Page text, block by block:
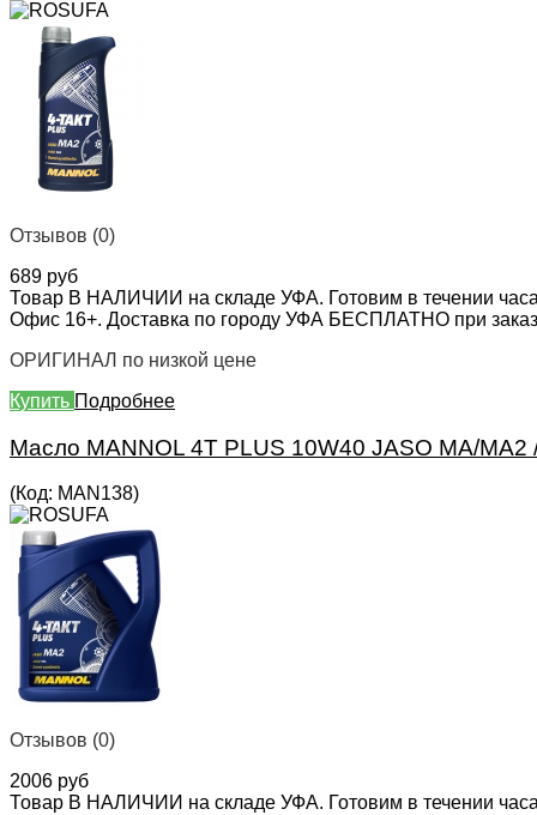
Отзывов (0)
689 руб
Товар В НАЛИЧИИ на складе УФА. Готовим в течении
Офис 16+. Доставка по городу УФА БЕСПЛАТНО при
ОРИГИНАЛ по низкой цене
Купить Подробнее
Масло MANNOL 4T PLUS 10W40 JASO MA/MA2
(Код: MAN138)
Отзывов (0)
2006 руб
Товар В НАЛИЧИИ на складе УФА. Готовим в течении